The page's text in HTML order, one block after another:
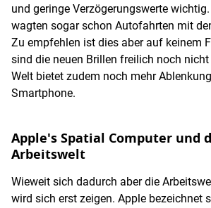
und geringe Verzögerungswerte
wagten sogar schon Autofahrten mit
Zu empfehlen ist dies aber auf keinem
sind die neuen Brillen freilich noch
Welt bietet zudem noch mehr
Smartphone.
Apple's Spatial Computer und
Arbeitswelt
Wieweit sich dadurch aber die
wird sich erst zeigen. Apple bezeichnet